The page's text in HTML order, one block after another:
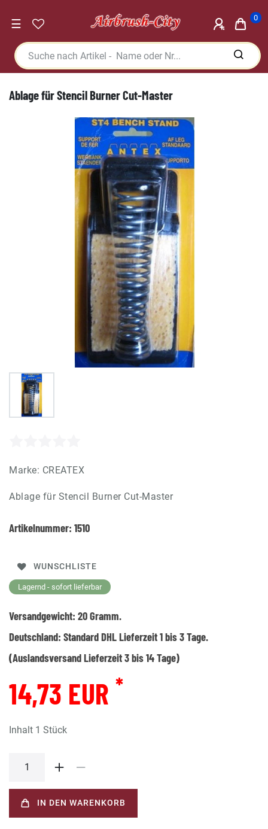
☰ 0
Ablage für Stencil Burner Cut-Master
Marke: CREATEX
Ablage für Stencil Burner Cut-Master
Artikelnummer: 1510
WUNSCHLISTE
Lagernd - sofort lieferbar
Versandgewicht: 20Gramm.
Deutschland: Standard DHL Lieferzeit 1 bis 3 Tage.
(Auslandsversand Lieferzeit 3 bis 14 Tage)
14,73 EUR *
Inhalt 1 Stück
IN DEN WARENKORB